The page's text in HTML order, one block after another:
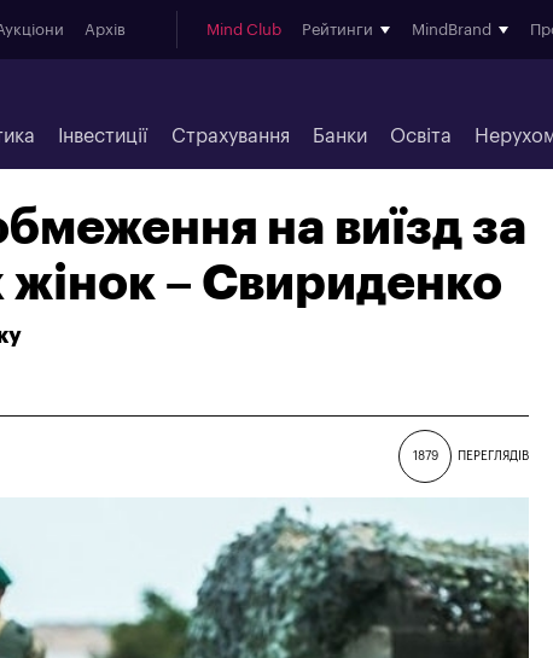
Архів Mind Club Рейтинги MindBrand
Інвестиції Страхування Банки Освіта
на виїзд за
жінок – Свириденко
1879 ПЕРЕГЛЯДІВ